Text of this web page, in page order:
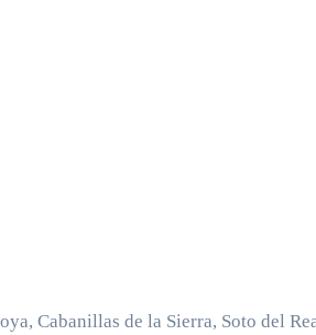
Cabanillas de la Sierra, Soto del